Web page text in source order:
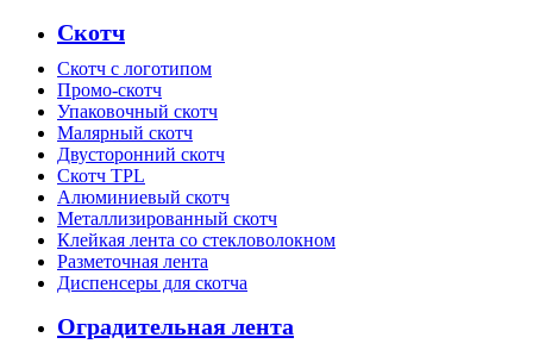
Скотч
Скотч с логотипом
Промо-скотч
Упаковочный скотч
Малярный скотч
Двусторонний скотч
Скотч TPL
Алюминиевый скотч
Металлизированный скотч
Клейкая лента со стекловолокном
Разметочная лента
Диспенсеры для скотча
Оградительная лента